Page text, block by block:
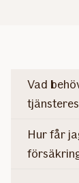
Vad
Hur får